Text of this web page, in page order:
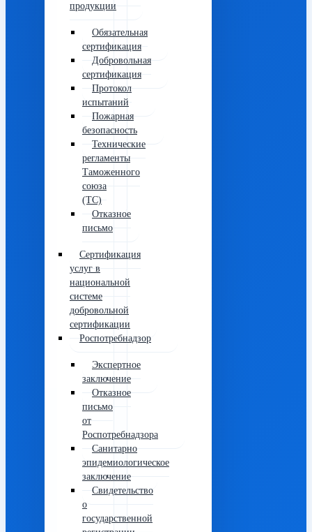
продукции
Обязательная
сертификация
Добровольная
сертификация
Протокол
испытаний
Пожарная
безопасность
Технические
регламенты
Таможенного
союза
(ТС)
Отказное
письмо
Сертификация
услуг в
национальной
системе
добровольной
сертификации
Роспотребнадзор
Экспертное
заключение
Отказное
письмо
от
Роспотребнадзора
Санитарно
эпидемиологическое
заключение
Свидетельство
о
государственной